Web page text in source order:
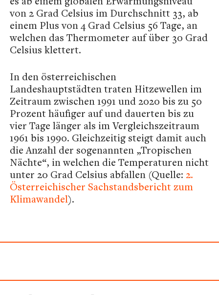
von 2 Grad Celsius im Durchschnitt 33, ab
einem Plus von 4 Grad Celsius 56 Tage, an
welchen das Thermometer auf über 30 Grad
Celsius klettert.
In den österreichischen
Landeshauptstädten traten Hitzewellen im
Zeitraum zwischen 1991 und 2020 bis zu 50
Prozent häufiger auf und dauerten bis zu
vier Tage länger als im Vergleichszeitraum
1961 bis 1990. Gleichzeitig steigt damit auch
die Anzahl der sogenannten „Tropischen
Nächte“, in welchen die Temperaturen nicht
unter 20 Grad Celsius abfallen (Quelle: 2.
Österreichischer Sachstandsbericht zum
Klimawandel).